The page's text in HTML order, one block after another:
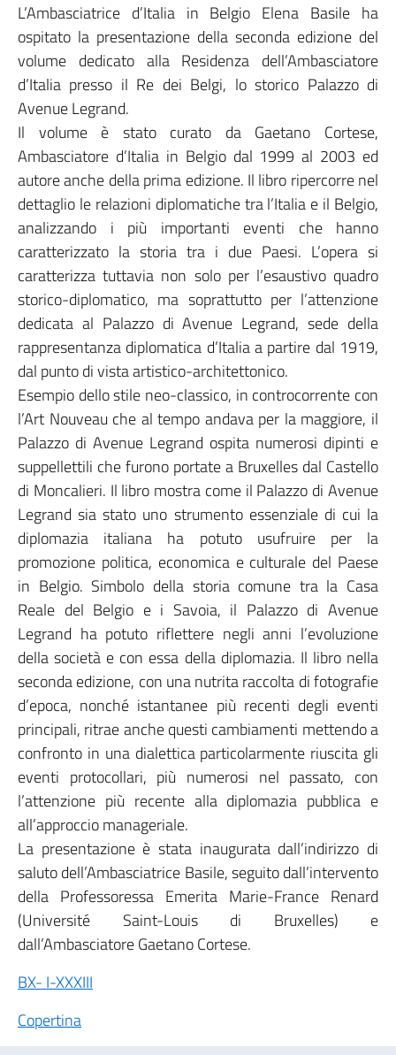
L’Ambasciatrice d’Italia in Belgio Elena Basile ha
ospitato la presentazione della seconda edizione del
volume dedicato alla Residenza dell’Ambasciatore
d’Italia presso il Re dei Belgi, lo storico Palazzo di
Avenue Legrand.
Il volume è stato curato da Gaetano Cortese,
Ambasciatore d’Italia in Belgio dal 1999 al 2003 ed
autore anche della prima edizione. Il libro ripercorre nel
dettaglio le relazioni diplomatiche tra l’Italia e il Belgio,
analizzando i più importanti eventi che hanno
caratterizzato la storia tra i due Paesi. L’opera si
caratterizza tuttavia non solo per l’esaustivo quadro
storico-diplomatico, ma soprattutto per l’attenzione
dedicata al Palazzo di Avenue Legrand, sede della
rappresentanza diplomatica d’Italia a partire dal 1919,
dal punto di vista artistico-architettonico.
Esempio dello stile neo-classico, in controcorrente con
l’Art Nouveau che al tempo andava per la maggiore, il
Palazzo di Avenue Legrand ospita numerosi dipinti e
suppellettili che furono portate a Bruxelles dal Castello
di Moncalieri. Il libro mostra come il Palazzo di Avenue
Legrand sia stato uno strumento essenziale di cui la
diplomazia italiana ha potuto usufruire per la
promozione politica, economica e culturale del Paese
in Belgio. Simbolo della storia comune tra la Casa
Reale del Belgio e i Savoia, il Palazzo di Avenue
Legrand ha potuto riflettere negli anni l’evoluzione
della società e con essa della diplomazia. Il libro nella
seconda edizione, con una nutrita raccolta di fotografie
d’epoca, nonché istantanee più recenti degli eventi
principali, ritrae anche questi cambiamenti mettendo a
confronto in una dialettica particolarmente riuscita gli
eventi protocollari, più numerosi nel passato, con
l’attenzione più recente alla diplomazia pubblica e
all’approccio manageriale.
La presentazione è stata inaugurata dall’indirizzo di
saluto dell’Ambasciatrice Basile, seguito dall’intervento
della Professoressa Emerita Marie-France Renard
(Université Saint-Louis di Bruxelles) e
dall’Ambasciatore Gaetano Cortese.
BX- I-XXXIII
Copertina